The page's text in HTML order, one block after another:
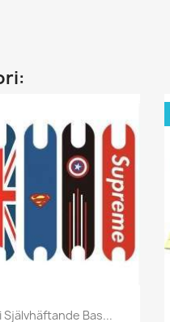
Snabbvy
Självhäftande Bas...